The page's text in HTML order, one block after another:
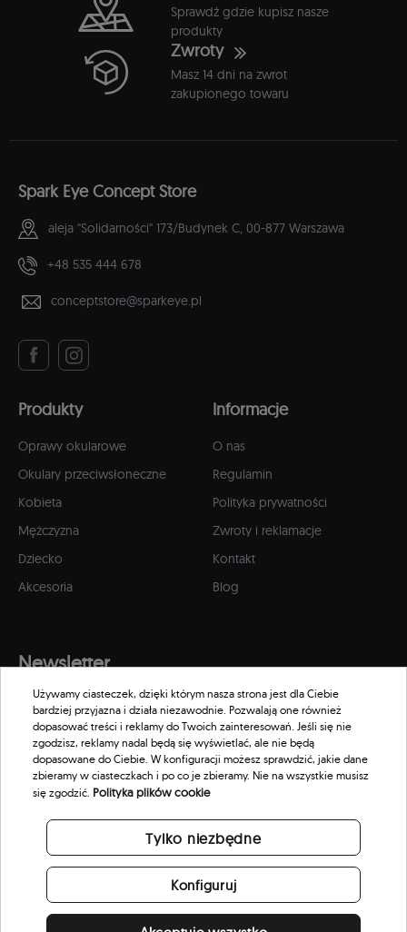
Sprawdź gdzie kupisz nasze
produkty
Zwroty
Masz 14 dni na zwrot
zakupionego towaru
Spark Eye Concept Store
aleja "Solidarności" 173/Budynek C, 00-877 Warszawa
+48 535 444 678
conceptstore@sparkeye.pl
Produkty
Oprawy okularowe
Okulary przeciwsłoneczne
Kobieta
Mężczyzna
Dziecko
Akcesoria
Informacje
O nas
Regulamin
Polityka prywatności
Zwroty i reklamacje
Kontakt
Blog
Newsletter
Zapisz się do naszego newslettera, aby otrzymywać informacje o
promocjach i nowościach w naszym sklepie.
Używamy ciasteczek, dzięki którym nasza strona jest dla Ciebie
bardziej przyjazna i działa niezawodnie. Pozwalają one również
dopasować treści i reklamy do Twoich zainteresowań. Jeśli się nie
zgodzisz, reklamy nadal będą się wyświetlać, ale nie będą
dopasowane do Ciebie. W konfiguracji możesz sprawdzić, jakie dane
zbieramy w ciasteczkach i po co je zbieramy. Nie na wszystkie musisz
się zgodzić. Polityka plików cookie
Tylko niezbędne
Konfiguruj